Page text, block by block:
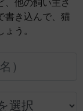
、他の飼い主さ
書き込んで、猫
う。